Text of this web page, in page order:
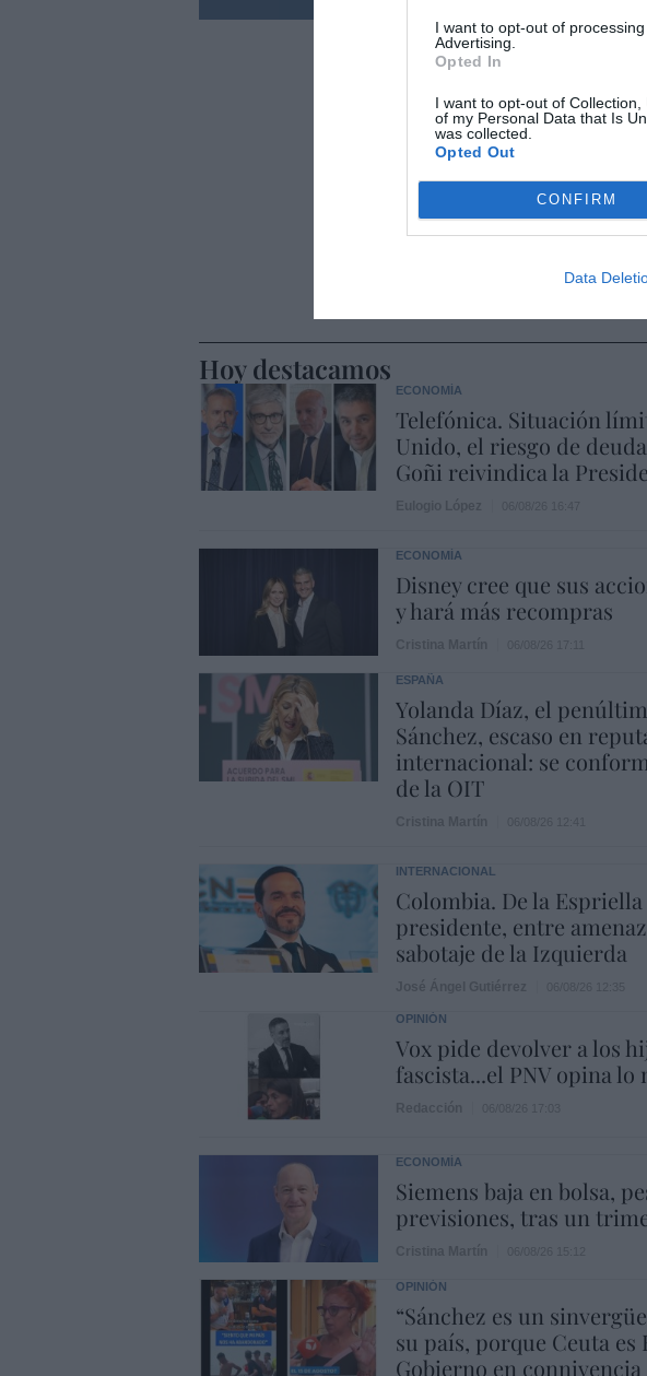
I want to opt-out of
Advertising.
Opted In
I want to opt-out of
of my Personal Data that Is
was collected.
Opted Out
CONFIRM
Data
Hoy destacamos
ECONOMÍA
Telefónica. Situación
Unido, el riesgo de
Goñi reivindica la
ECONOMÍA
Disney cree que sus
y hará más recompras
ESPAÑA
Yolanda Díaz, el
Sánchez, escaso en
internacional: se
de la OIT
INTERNACIONAL
Colombia. De la
presidente, entre
sabotaje de la Izquierda
OPINIÓN
Vox pide devolver a los
fascista...el PNV opina
ECONOMÍA
Siemens baja en bolsa,
previsiones, tras un
OPINIÓN
“Sánchez es un
su país, porque Ceuta es
Gobierno en